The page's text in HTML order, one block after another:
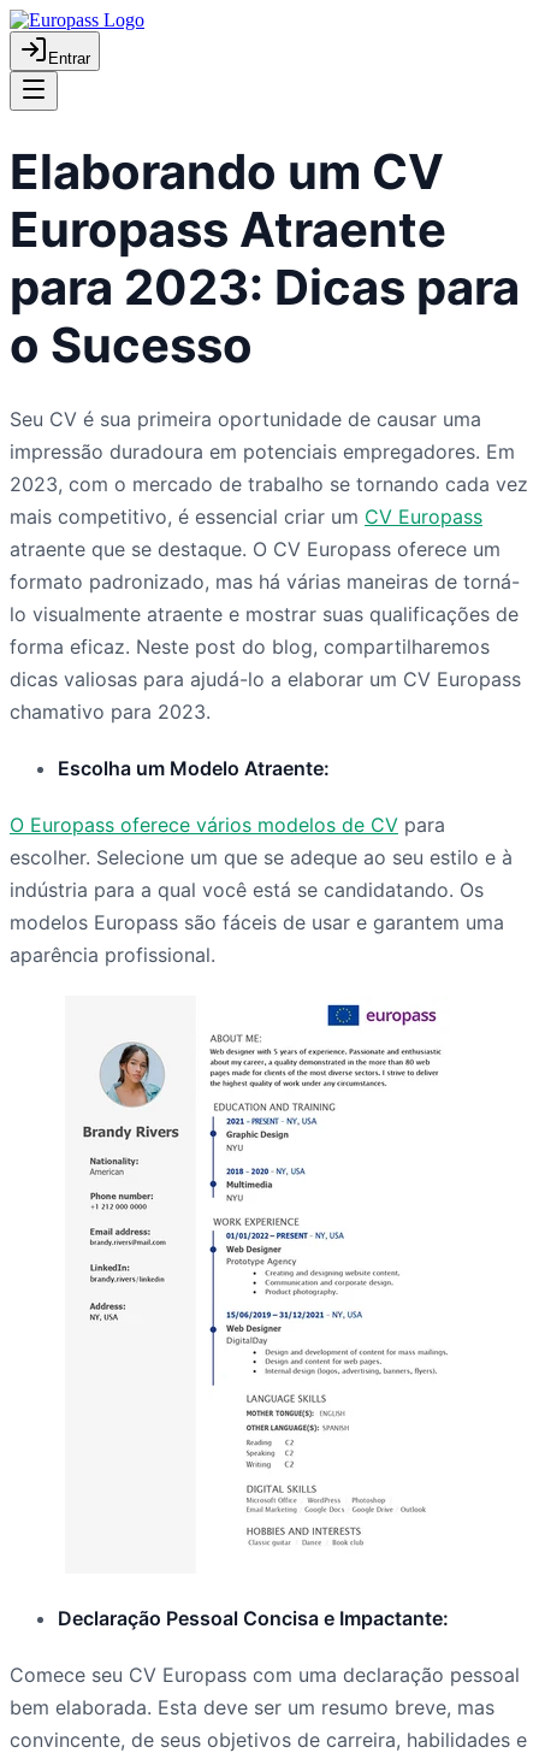
Entrar
Elaborando um CV
Europass Atraente
para 2023: Dicas para
o Sucesso
Seu CV é sua primeira oportunidade de causar uma
impressão duradoura em potenciais empregadores. Em
2023, com o mercado de trabalho se tornando cada vez
mais competitivo, é essencial criar um CV Europass
atraente que se destaque. O CV Europass oferece um
formato padronizado, mas há várias maneiras de torná-
lo visualmente atraente e mostrar suas qualificações de
forma eficaz. Neste post do blog, compartilharemos
dicas valiosas para ajudá-lo a elaborar um CV Europass
chamativo para 2023.
Escolha um Modelo Atraente:
O Europass oferece vários modelos de CV para
escolher. Selecione um que se adeque ao seu estilo e à
indústria para a qual você está se candidatando. Os
modelos Europass são fáceis de usar e garantem uma
aparência profissional.
Declaração Pessoal Concisa e Impactante:
Comece seu CV Europass com uma declaração pessoal
bem elaborada. Esta deve ser um resumo breve, mas
convincente, de seus objetivos de carreira, habilidades e